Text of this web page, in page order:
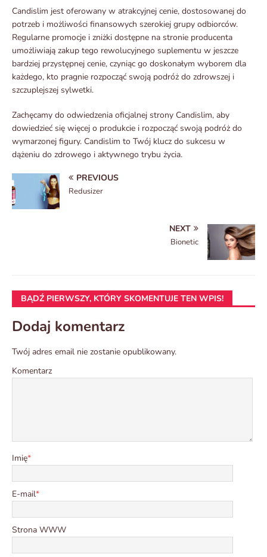
Candislim jest oferowany w atrakcyjnej cenie, dostosowanej do
potrzeb i możliwości finansowych szerokiej grupy odbiorców.
Regularne promocje i zniżki dostępne na stronie producenta
umożliwiają zakup tego rewolucyjnego suplementu w jeszcze
bardziej przystępnej cenie, czyniąc go doskonałym wyborem dla
każdego, kto pragnie rozpocząć swoją podróż do zdrowszej i
szczuplejszej sylwetki.
Zachęcamy do odwiedzenia oficjalnej strony Candislim, aby
dowiedzieć się więcej o produkcie i rozpocząć swoją podróż do
wymarzonej figury. Candislim to Twój klucz do sukcesu w
dążeniu do zdrowego i aktywnego trybu życia.
PREVIOUS
Redusizer
NEXT
Bionetic
BĄDŹ PIERWSZY, KTÓRY SKOMENTUJE TEN WPIS!
Dodaj komentarz
Twój adres email nie zostanie opublikowany.
Komentarz
Imię*
E-mail*
Strona WWW